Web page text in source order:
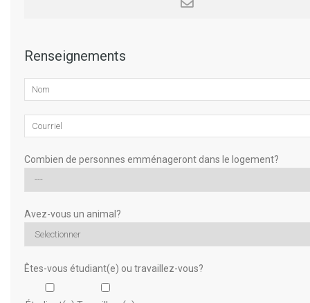
Renseignements
Combien de personnes emménageront dans le logement?
Avez-vous un animal?
Êtes-vous étudiant(e) ou travaillez-vous?